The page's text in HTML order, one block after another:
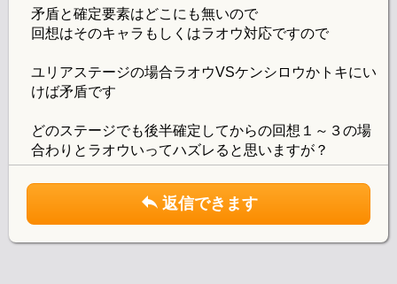
矛盾と確定要素はどこにも無いので
回想はそのキャラもしくはラオウ対応ですので
ユリアステージの場合ラオウVSケンシロウかトキにい
けば矛盾です
どのステージでも後半確定してからの回想１～３の場
合わりとラオウいってハズレると思いますが？
返信できます